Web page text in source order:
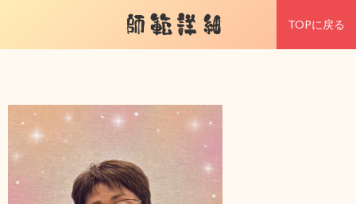
師範詳細 TOPに戻る